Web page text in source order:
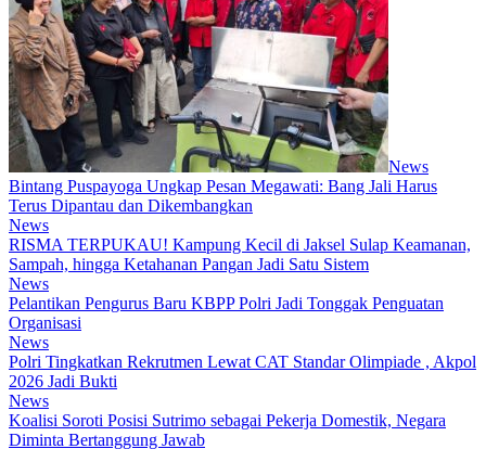
News
Bintang Puspayoga Ungkap Pesan Megawati: Bang Jali Harus
Terus Dipantau dan Dikembangkan
News
RISMA TERPUKAU! Kampung Kecil di Jaksel Sulap Keamanan,
Sampah, hingga Ketahanan Pangan Jadi Satu Sistem
News
Pelantikan Pengurus Baru KBPP Polri Jadi Tonggak Penguatan
Organisasi
News
Polri Tingkatkan Rekrutmen Lewat CAT Standar Olimpiade , Akpol
2026 Jadi Bukti
News
Koalisi Soroti Posisi Sutrimo sebagai Pekerja Domestik, Negara
Diminta Bertanggung Jawab